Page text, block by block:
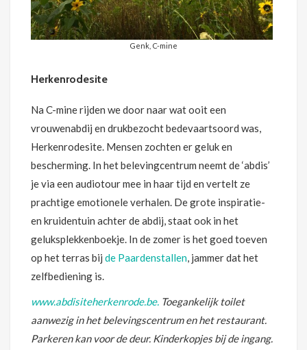
Genk, C-mine
Herkenrodesite
Na C-mine rijden we door naar wat ooit een
vrouwenabdij en drukbezocht bedevaartsoord was,
Herkenrodesite. Mensen zochten er geluk en
bescherming. In het belevingcentrum neemt de ‘abdis’
je via een audiotour mee in haar tijd en vertelt ze
prachtige emotionele verhalen. De grote inspiratie-
en kruidentuin achter de abdij, staat ook in het
geluksplekkenboekje. In de zomer is het goed toeven
op het terras bij de Paardenstallen, jammer dat het
zelfbediening is.
www.abdisiteherkenrode.be. Toegankelijk toilet
aanwezig in het belevingscentrum en het restaurant.
Parkeren kan voor de deur. Kinderkopjes bij de ingang.